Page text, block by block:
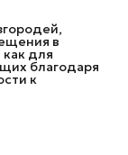
в
для
благодаря
к